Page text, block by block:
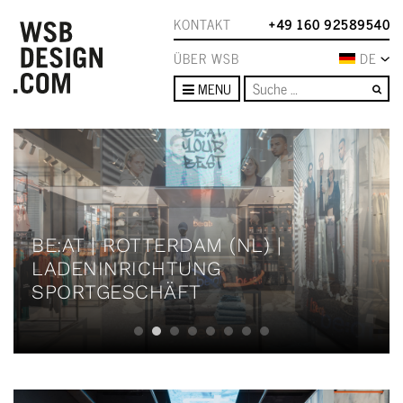
KONTAKT
+49 160 92589540
ÜBER WSB
DE
MENU
BE:AT | ROTTERDAM (NL) |
LADENINRICHTUNG
SPORTGESCHÄFT